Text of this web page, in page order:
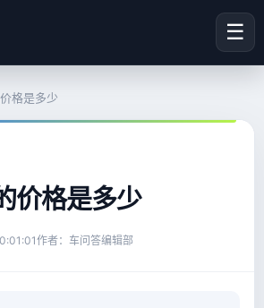
☰
格是多少
价格是多少
作者：车问答编辑部